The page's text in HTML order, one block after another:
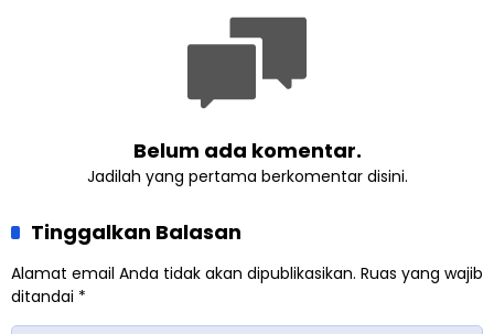
Belum ada komentar.
Jadilah yang pertama berkomentar disini.
Tinggalkan Balasan
Alamat email Anda tidak akan dipublikasikan. Ruas yang wajib
ditandai *